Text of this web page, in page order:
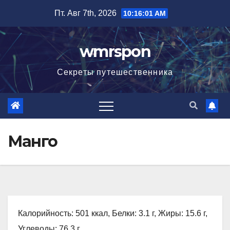
содержимому
Пт. Авг 7th, 2026 10:16:02 AM
wmrspon
Секреты путешественника
Манго
Калорийность: 501 ккал, Белки: 3.1 г, Жиры: 15.6 г,